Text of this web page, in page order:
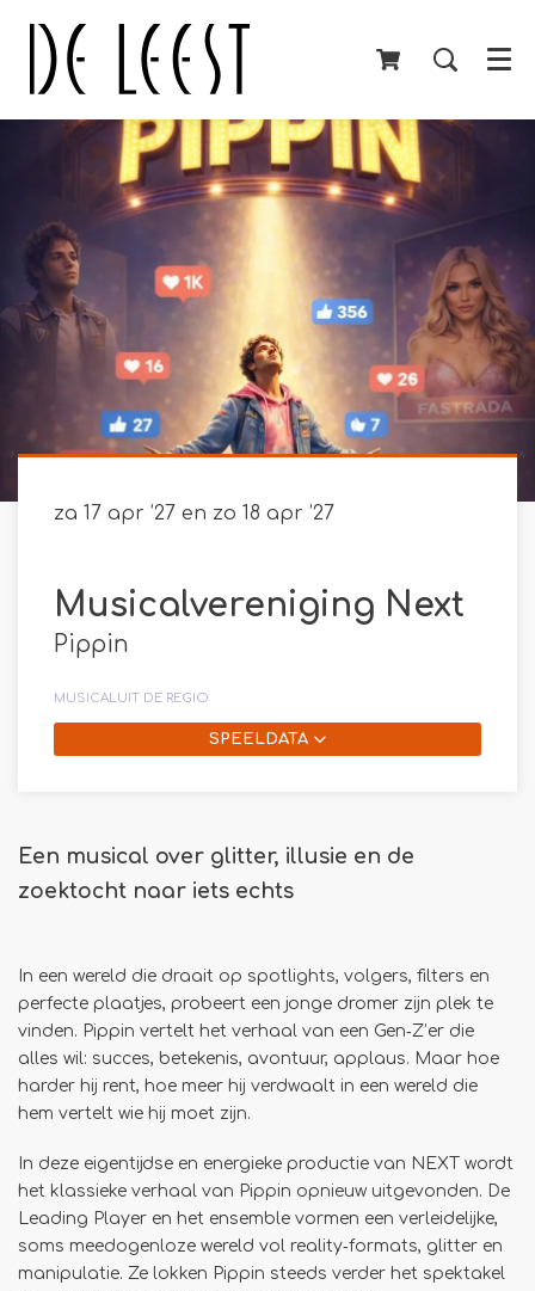
Menu
Musicalvereniging Next
Pippin
za 17 apr ’27 en zo 18 apr ’27
MUSICAL UIT DE REGIO
SPEELDATA
Een musical over glitter, illusie en de
zoektocht naar iets echts
In een wereld die draait op spotlights, volgers, filters en
perfecte plaatjes, probeert een jonge dromer zijn plek te
vinden. Pippin vertelt het verhaal van een Gen‑Z’er die
alles wil: succes, betekenis, avontuur, applaus. Maar hoe
harder hij rent, hoe meer hij verdwaalt in een wereld die
hem vertelt wie hij moet zijn.
In deze eigentijdse en energieke productie van NEXT wordt
het klassieke verhaal van Pippin opnieuw uitgevonden. De
Leading Player en het ensemble vormen een verleidelijke,
soms meedogenloze wereld vol reality‑formats, glitter en
manipulatie. Ze lokken Pippin steeds verder het spektakel